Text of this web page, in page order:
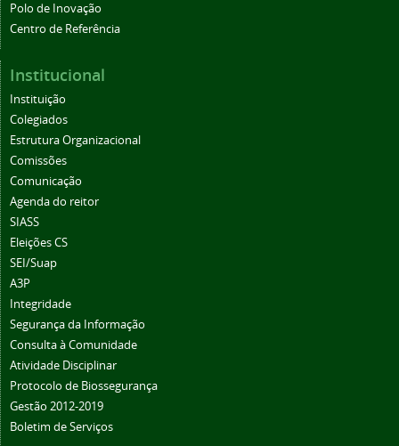
Polo de Inovação
Centro de Referência
Institucional
Instituição
Colegiados
Estrutura Organizacional
Comissões
Comunicação
Agenda do reitor
SIASS
Eleições CS
SEI/Suap
A3P
Integridade
Segurança da Informação
Consulta à Comunidade
Atividade Disciplinar
Protocolo de Biossegurança
Gestão 2012-2019
Boletim de Serviços